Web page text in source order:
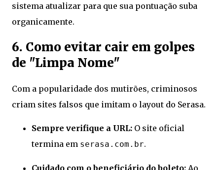
sistema atualizar para que sua pontuação suba
organicamente.
6. Como evitar cair em golpes
de "Limpa Nome"
Com a popularidade dos mutirões, criminosos
criam sites falsos que imitam o layout do Serasa.
Sempre verifique a URL: O site oficial
termina em serasa.com.br.
Cuidado com o beneficiário do boleto: Ao